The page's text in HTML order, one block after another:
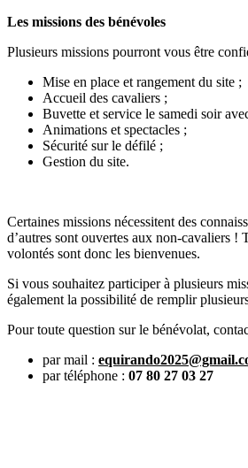
Les missions des bénévoles
Plusieurs missions pourront vous être
Mise en place et rangement du site ;
Accueil des cavaliers ;
Buvette et service le samedi soir
Animations et spectacles ;
Sécurité sur le défilé ;
Gestion du site.
Certaines missions nécessitent des
d’autres sont ouvertes aux non-cavaliers !
volontés sont donc les bienvenues.
Si vous souhaitez participer à plusieurs
également la possibilité de remplir
Pour toute question sur le bénévolat,
par mail :
par téléphone : 07 80 27 03 27